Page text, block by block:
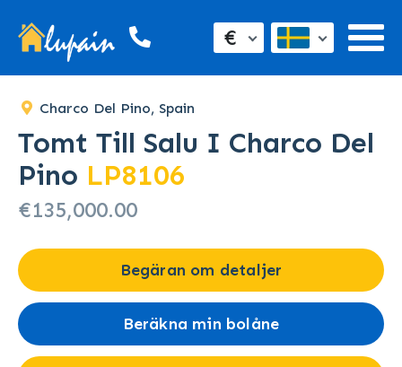
€
Charco Del Pino, Spain
Tomt Till Salu I Charco Del
Pino LP8106
€135,000.00
Begäran om detaljer
Beräkna min bolåne